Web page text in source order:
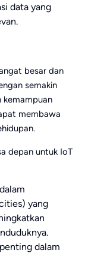
data yang
besar dan
semakin
kemampuan
membawa
depan untuk IoT
yang
dalam